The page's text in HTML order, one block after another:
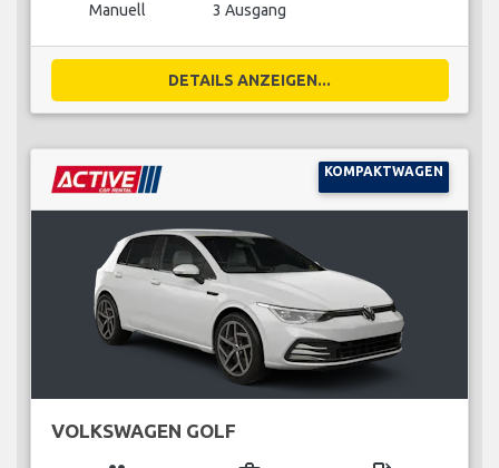
Manuell 3 Ausgang
DETAILS ANZEIGEN...
KOMPAKTWAGEN
VOLKSWAGEN GOLF